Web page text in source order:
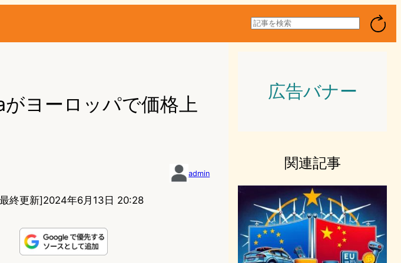
検
索
ヨーロッパで価格上
admin
終更新]2024年6月13日 20:28
広告バナー
関連記事